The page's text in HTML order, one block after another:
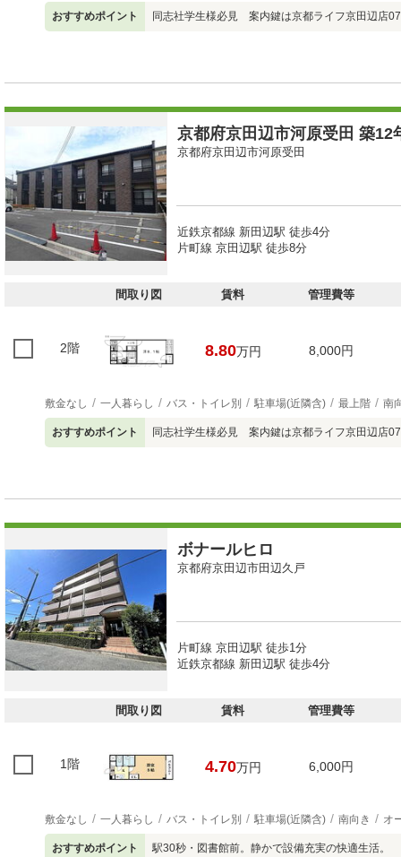
おすすめポイント 同志社学生様必見 案内鍵は京都ライフ京田辺店
京都府京田辺市河原受田 築12
京都府京田辺市河原受田
近鉄京都線 新田辺駅 徒歩4分
片町線 京田辺駅 徒歩8分
間取り図 賃料 管理費等
2階 8.80万円 8,000円
敷金なし 一人暮らし バス・トイレ別 駐車場(近隣含) 最上階 南
おすすめポイント 同志社学生様必見 案内鍵は京都ライフ京田辺店
ボナールヒロ
京都府京田辺市田辺久戸
片町線 京田辺駅 徒歩1分
近鉄京都線 新田辺駅 徒歩4分
間取り図 賃料 管理費等
1階 4.70万円 6,000円
敷金なし 一人暮らし バス・トイレ別 駐車場(近隣含) 南向き オ
おすすめポイント 駅30秒・図書館前。静かで設備充実の快適生活。